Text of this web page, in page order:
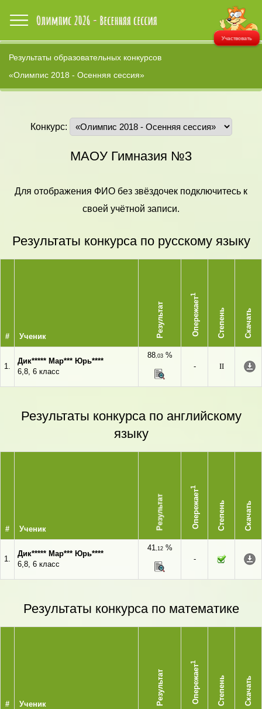
Участвовать
Результаты образовательных конкурсов
«Олимпис 2018 - Осенняя сессия»
Конкурс:
МАОУ Гимназия №3
Для отображения ФИО без звёздочек подключитесь к
своей учётной записи.
Результаты конкурса по русскому языку
# Ученик Результат Опережает
1
Степень Скачать
1.
Дик***** Мар*** Юрь****
6,8, 6 класс
88,03%
-
II
Результаты конкурса по английскому
языку
# Ученик Результат Опережает
1
Степень Скачать
1.
Дик***** Мар*** Юрь****
6,8, 6 класс
41,12%
-
Результаты конкурса по математике
# Ученик Результат Опережает
1
Степень Скачать